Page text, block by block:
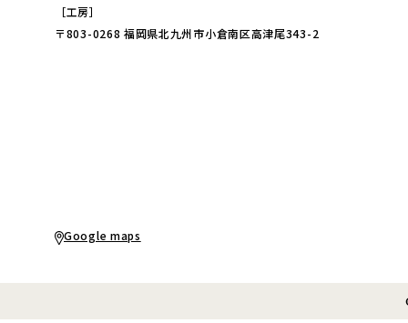
［工房］
〒803-0268 福岡県北九州市小倉南区高津尾343-2
Google maps